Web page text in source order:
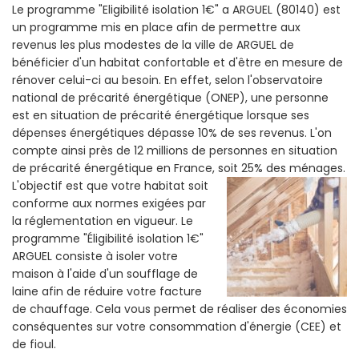
Le programme "Eligibilité isolation 1€" a ARGUEL (80140) est
un programme mis en place afin de permettre aux
revenus les plus modestes de la ville de ARGUEL de
bénéficier d'un habitat confortable et d'être en mesure de
rénover celui-ci au besoin. En effet, selon l'observatoire
national de précarité énergétique (ONEP), une personne
est en situation de précarité énergétique lorsque ses
dépenses énergétiques dépasse 10% de ses revenus. L'on
compte ainsi près de 12 millions de personnes en situation
de précarité énergétique en France, soit 25% des ménages.
L'objectif est que votre habitat soit
conforme aux normes exigées par
la réglementation en vigueur. Le
programme "Éligibilité isolation 1€"
ARGUEL consiste à isoler votre
maison à l'aide d'un soufflage de
laine afin de réduire votre facture
de chauffage. Cela vous permet de réaliser des économies
conséquentes sur votre consommation d'énergie (CEE) et
de fioul.